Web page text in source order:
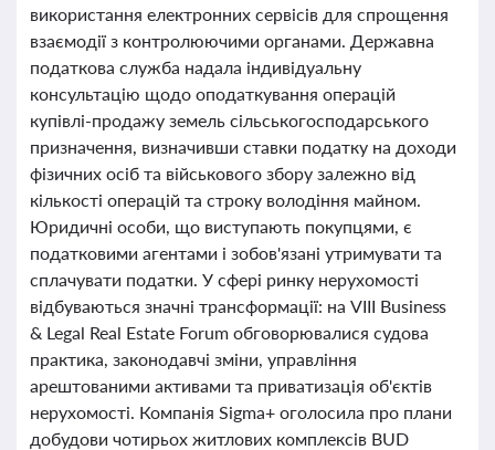
використання електронних сервісів для спрощення
взаємодії з контролюючими органами. Державна
податкова служба надала індивідуальну
консультацію щодо оподаткування операцій
купівлі-продажу земель сільськогосподарського
призначення, визначивши ставки податку на доходи
фізичних осіб та військового збору залежно від
кількості операцій та строку володіння майном.
Юридичні особи, що виступають покупцями, є
податковими агентами і зобов'язані утримувати та
сплачувати податки. У сфері ринку нерухомості
відбуваються значні трансформації: на VIII Business
& Legal Real Estate Forum обговорювалися судова
практика, законодавчі зміни, управління
арештованими активами та приватизація об'єктів
нерухомості. Компанія Sigma+ оголосила про плани
добудови чотирьох житлових комплексів BUD